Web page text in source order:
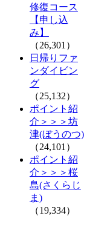
修復コース
【申し込
み】
（26,301）
日帰りファ
ンダイビン
グ
（25,132）
ポイント紹
介＞＞＞坊
津(ぼうのつ)
（24,101）
ポイント紹
介＞＞＞桜
島(さくらじ
ま)
（19,334）